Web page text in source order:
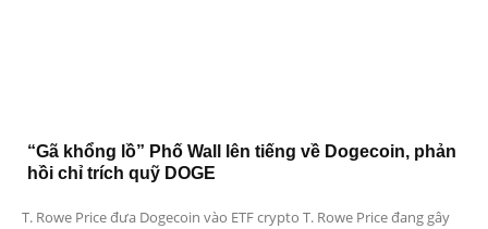
“Gã khổng lồ” Phố Wall lên tiếng về Dogecoin, phản
hồi chỉ trích quỹ DOGE
T. Rowe Price đưa Dogecoin vào ETF crypto T. Rowe Price đang gây